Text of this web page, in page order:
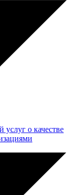
услуг о качестве